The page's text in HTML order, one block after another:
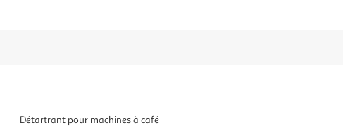
Détartrant pour machines à café